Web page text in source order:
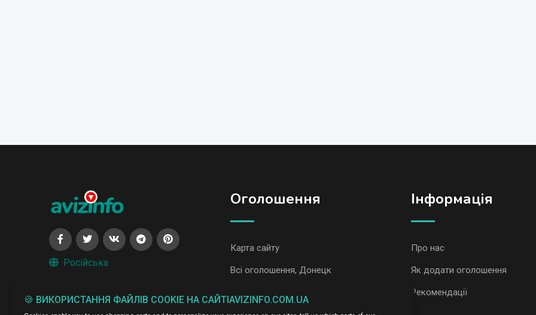
Російська
Оголошення
Карта сайту
Всі оголошення, Донецк
Iнформація
Про нас
Як додати оголошення
Рекомендації
🍪 ВИКОРИСТАННЯ ФАЙЛІВ COOKIE НА САЙТІAVIZINFO.COM.UA